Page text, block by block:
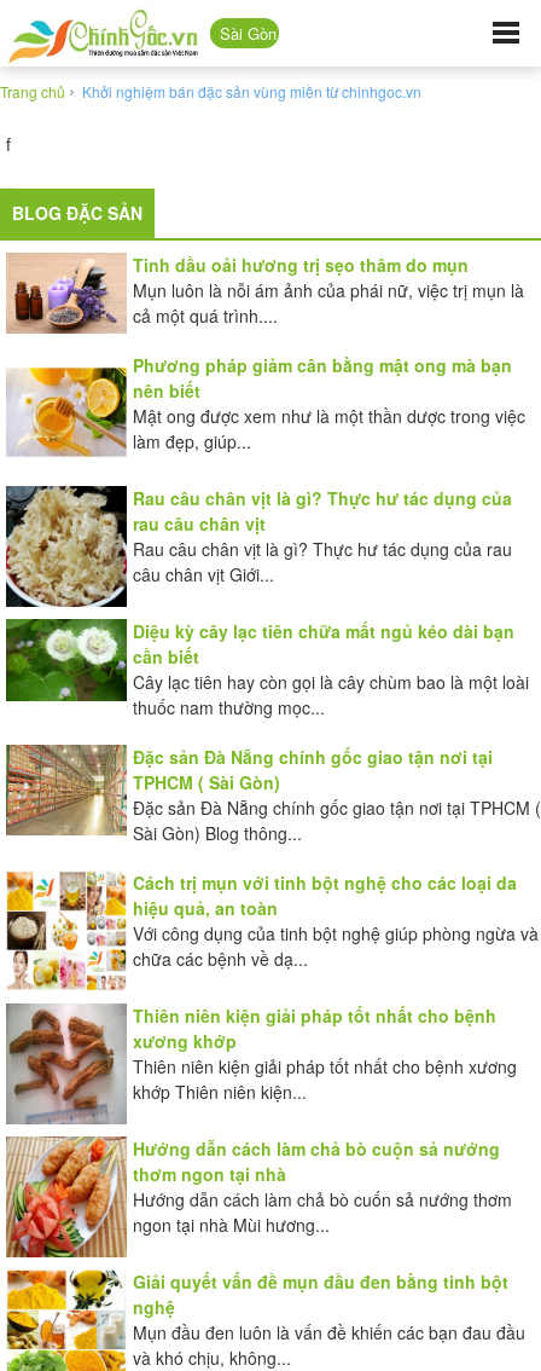
Sài Gòn
Trang chủ › Khởi nghiệm bán đặc sản vùng miền từ chinhgoc.vn
f
BLOG ĐẶC SẢN
Tinh dầu oải hương trị sẹo thâm do mụn
Mụn luôn là nỗi ám ảnh của phái nữ, việc trị mụn là
cả một quá trình....
Phương pháp giảm cân bằng mật ong mà bạn
nên biết
Mật ong được xem như là một thần dược trong việc
làm đẹp, giúp...
Rau câu chân vịt là gì? Thực hư tác dụng của
rau câu chân vịt
Rau câu chân vịt là gì? Thực hư tác dụng của rau
câu chân vịt Giới...
Diệu kỳ cây lạc tiên chữa mất ngủ kéo dài bạn
cần biết
Cây lạc tiên hay còn gọi là cây chùm bao là một loài
thuốc nam thường mọc...
Đặc sản Đà Nẵng chính gốc giao tận nơi tại
TPHCM ( Sài Gòn)
Đặc sản Đà Nẵng chính gốc giao tận nơi tại TPHCM (
Sài Gòn) Blog thông...
Cách trị mụn với tinh bột nghệ cho các loại da
hiệu quả, an toàn
Với công dụng của tinh bột nghệ giúp phòng ngừa và
chữa các bệnh về dạ...
Thiên niên kiện giải pháp tốt nhất cho bệnh
xương khớp
Thiên niên kiện giải pháp tốt nhất cho bệnh xương
khớp Thiên niên kiện...
Hướng dẫn cách làm chả bò cuộn sả nướng
thơm ngon tại nhà
Hướng dẫn cách làm chả bò cuốn sả nướng thơm
ngon tại nhà Mùi hương...
Giải quyết vấn đề mụn đầu đen bằng tinh bột
nghệ
Mụn đầu đen luôn là vấn đề khiến các bạn đau đầu
và khó chịu, không...